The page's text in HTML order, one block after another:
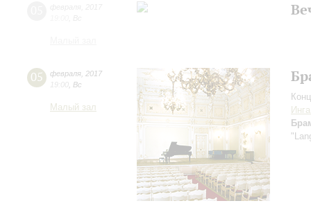
05 февраля 2017
19:00 Вс
Малый зал